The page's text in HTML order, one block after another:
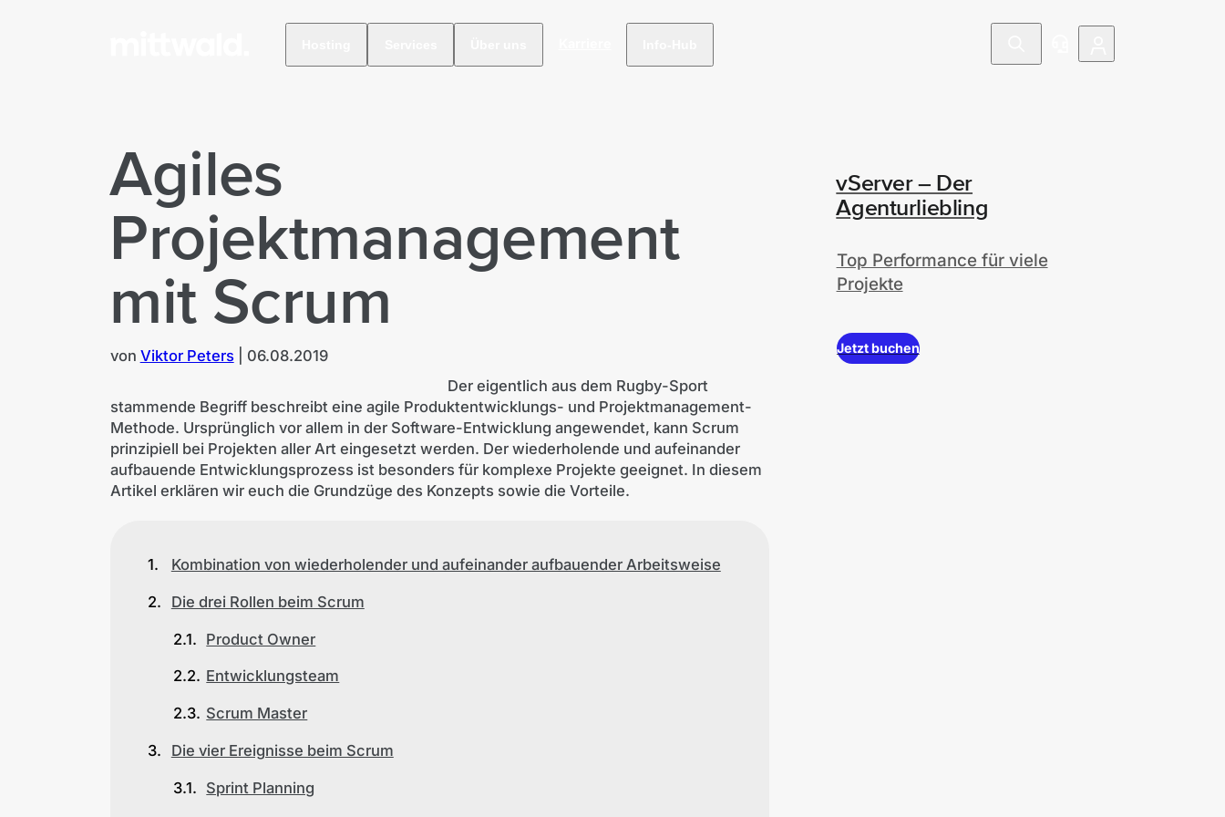
Agiles
Projektmanagement
mit Scrum
von Viktor Peters| 06.08.2019
Der eigentlich aus dem Rugby-Sport
stammende Begriff beschreibt eine agile Produktentwicklungs- und Projektmanagement-
Methode. Ursprünglich vor allem in der Software-Entwicklung angewendet, kann Scrum
prinzipiell bei Projekten aller Art eingesetzt werden. Der wiederholende und aufeinander
aufbauende Entwicklungsprozess ist besonders für komplexe Projekte geeignet. In diesem
Artikel erklären wir euch die Grundzüge des Konzepts sowie die Vorteile.
Kombination von wiederholender und aufeinander aufbauender Arbeitsweise
Die drei Rollen beim Scrum
Product Owner
Entwicklungsteam
Scrum Master
Die vier Ereignisse beim Scrum
Sprint Planning
vServer – Der
Agenturliebling
Top Performance für viele
Projekte
Jetzt buchen